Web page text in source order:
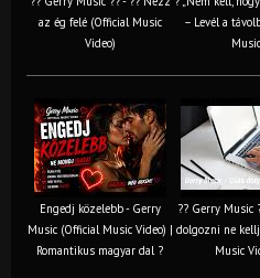
az ég felé (Official Music
Video)
– Levél a
Music
Engedj közelebb - Gerry
Music (Official Music Video) |
Romantikus magyar dal ?
?? Gerry Music
dolgozni ne
Music